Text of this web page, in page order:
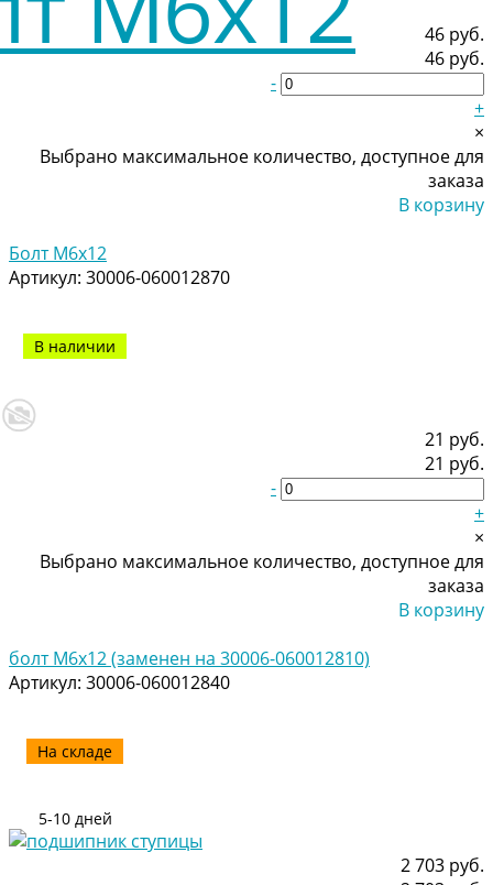
2 703 руб.
46 руб.
46 руб.
-
+
×
Выбрано максимальное количество, доступное для
заказа
В корзину
Болт М6х12
Артикул: 30006-060012870
В наличии
21 руб.
21 руб.
-
+
×
Выбрано максимальное количество, доступное для
заказа
В корзину
болт М6х12 (заменен на 30006-060012810)
Артикул: 30006-060012840
На складе
5-10 дней